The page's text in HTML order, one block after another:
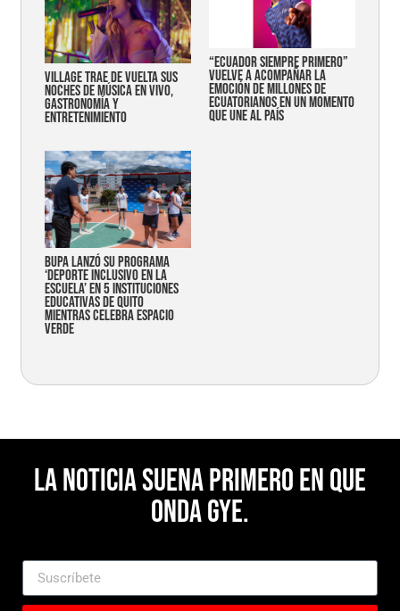
Village trae de vuelta sus
noches de música en vivo,
gastronomía y
entretenimiento
“Ecuador siempre primero”
vuelve a acompañar la
emoción de millones de
ecuatorianos en un momento
que une al país
Bupa lanzó su programa
‘Deporte Inclusivo en la
Escuela’ en 5 instituciones
educativas de Quito
mientras celebra espacio
verde
La noticia suena primero en Que
Onda Gye.